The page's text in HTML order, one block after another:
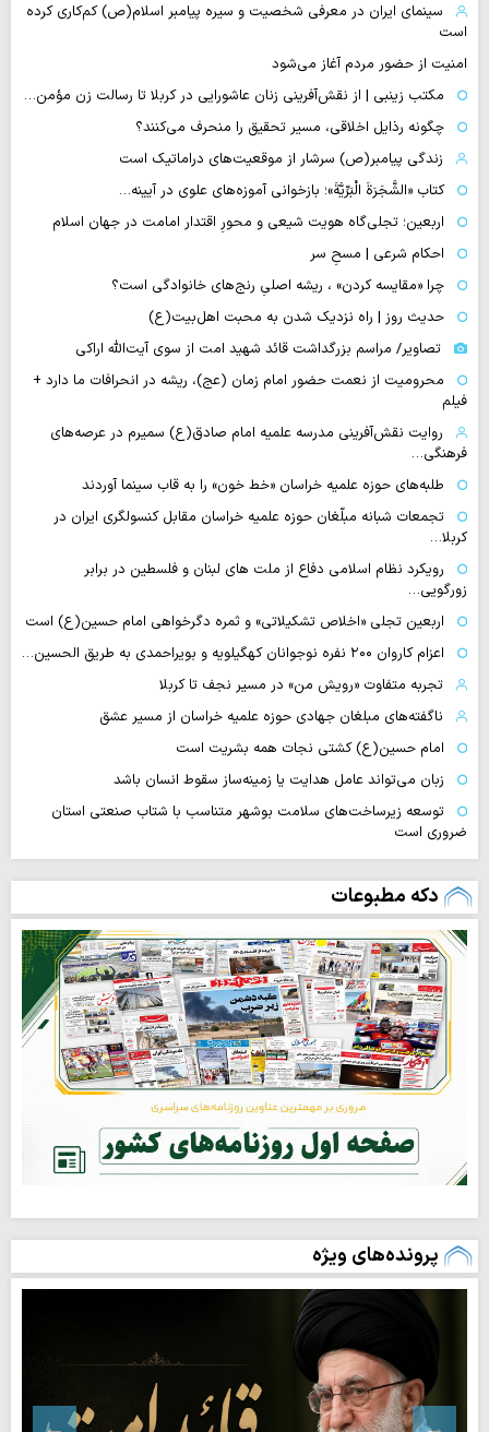
سینمای ایران در معرفی شخصیت و سیره پیامبر اسلام(ص) کم‌کاری کرده
است
امنیت از حضور مردم آغاز می‌شود
مکتب زینبی | از نقش‌آفرینی زنان عاشورایی در کربلا تا رسالت زن مؤمن…
چگونه رذایل اخلاقی، مسیر تحقیق را منحرف می‌کنند؟
زندگی پیامبر(ص) سرشار از موقعیت‌های دراماتیک است
کتاب «الشَّجَرَةَ الْبَرِّیَّةَ»؛ بازخوانی آموزه‌های علوی در آیینه…
اربعین؛ تجلی‌گاه هویت شیعی و محورِ اقتدار امامت در جهان اسلام
احکام شرعی | مسحِ سر
چرا «مقایسه کردن» ، ریشه اصلیِ رنج‌های خانوادگی است؟
حدیث روز | راه نزدیک شدن به محبت اهل‌بیت(ع)
تصاویر/ مراسم بزرگداشت قائد شهید امت از سوی آیت‌الله اراکی
محرومیت از نعمت حضور امام زمان (عج)، ریشه در انحرافات ما دارد +
فیلم
روایت نقش‌آفرینی مدرسه علمیه امام صادق(ع) سمیرم در عرصه‌های
فرهنگی…
طلبه‌های حوزه علمیه خراسان «خط خون» را به قاب سینما آوردند
تجمعات شبانه مبلّغان حوزه علمیه خراسان مقابل کنسولگری ایران در
کربلا…
رویکرد نظام اسلامی دفاع از ملت های لبنان و فلسطین در برابر
زورگویی…
اربعین تجلی «اخلاص تشکیلاتی» و ثمره دگرخواهی امام حسین(ع) است
اعزام کاروان ۲۰۰ نفره نوجوانان کهگیلویه و بویراحمدی به طریق الحسین…
تجربه متفاوت «رویش من» در مسیر نجف تا کربلا
ناگفته‌های مبلغان جهادی حوزه علمیه خراسان از مسیر عشق
امام حسین(ع) کشتی نجات همه بشریت است
زبان می‌تواند عامل هدایت یا زمینه‌ساز سقوط انسان باشد
توسعه زیرساخت‌های سلامت بوشهر متناسب با شتاب صنعتی استان
ضروری است
دکه مطبوعات
پرونده‌های ویژه